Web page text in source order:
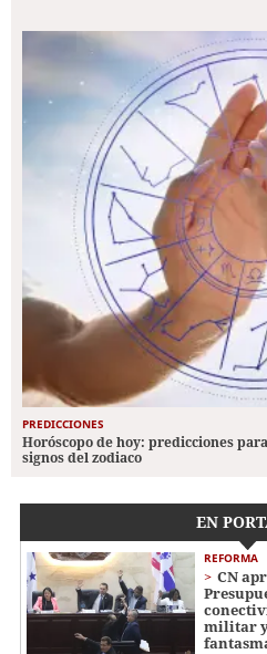
PREDICCIONES
Horóscopo de hoy: predicciones
signos del zodiaco
EN
REFORMA
CN
militar